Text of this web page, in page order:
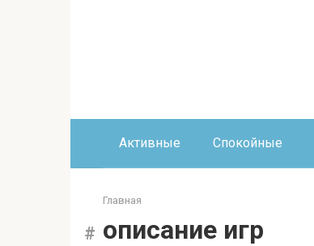
Активные Спокойные
Главная
описание игр